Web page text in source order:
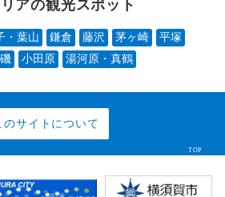
アの観光スポット
・葉山 鎌倉 藤沢 茅ヶ崎
平塚
小田原 湯河原・真鶴
のサイトについて
TOP